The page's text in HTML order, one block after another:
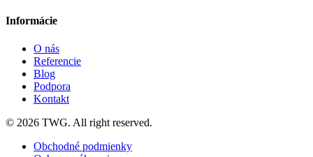
Informácie
O nás
Referencie
Blog
Podpora
Kontakt
© 2026 TWG. All right reserved.
Obchodné podmienky